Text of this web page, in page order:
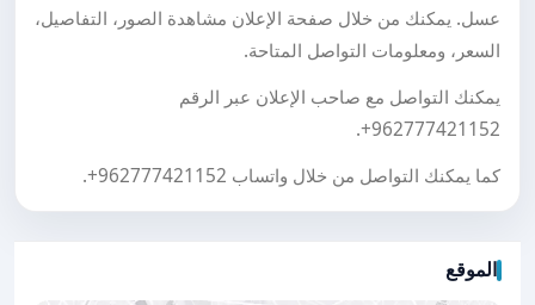
عسل. يمكنك من خلال صفحة الإعلان مشاهدة الصور، التفاصيل،
السعر، ومعلومات التواصل المتاحة.
يمكنك التواصل مع صاحب الإعلان عبر الرقم
+962777421152
.
كما يمكنك التواصل من خلال واتساب +962777421152
.
الموقع